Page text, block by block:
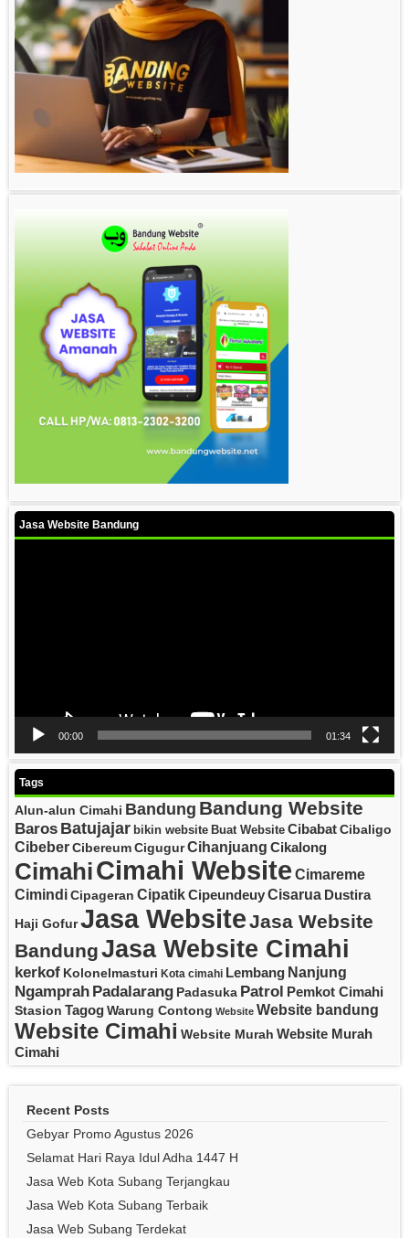
Jasa Website Bandung
00:00 01:34
Tags
Alun-alun Cimahi Bandung Bandung Website
Baros Batujajar bikin website Buat Website CibabatCibaligo
CibeberCibereumCigugurCihanjuang Cikalong
CimahiCimahi Website Cimareme
CimindiCipageran CipatikCipeundeuyCisarua Dustira
Haji Gofur Jasa WebsiteJasa Website
BandungJasa Website Cimahi
kerkof Kolonelmasturi Kota cimahi Lembang Nanjung
Ngamprah Padalarang Padasuka Patrol Pemkot Cimahi
Stasion TagogWarung Contong Website Website bandung
Website Cimahi Website Murah Website Murah
Cimahi
Recent Posts
Gebyar Promo Agustus 2026
Selamat Hari Raya Idul Adha 1447 H
Jasa Web Kota Subang Terjangkau
Jasa Web Kota Subang Terbaik
Jasa Web Subang Terdekat